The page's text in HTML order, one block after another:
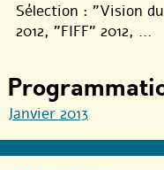
Sélection : "Vision
2012, "FIFF" 2012, ...
Janvier 2013